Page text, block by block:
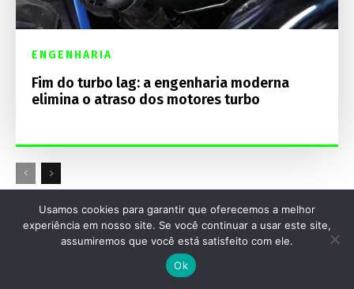
ENGENHARIA
Fim do turbo lag: a engenharia moderna
elimina o atraso dos motores turbo
Destaques Mecânica Online
Usamos cookies para garantir que oferecemos a melhor
experiência em nosso site. Se você continuar a usar este site,
assumiremos que você está satisfeito com ele.
Ok